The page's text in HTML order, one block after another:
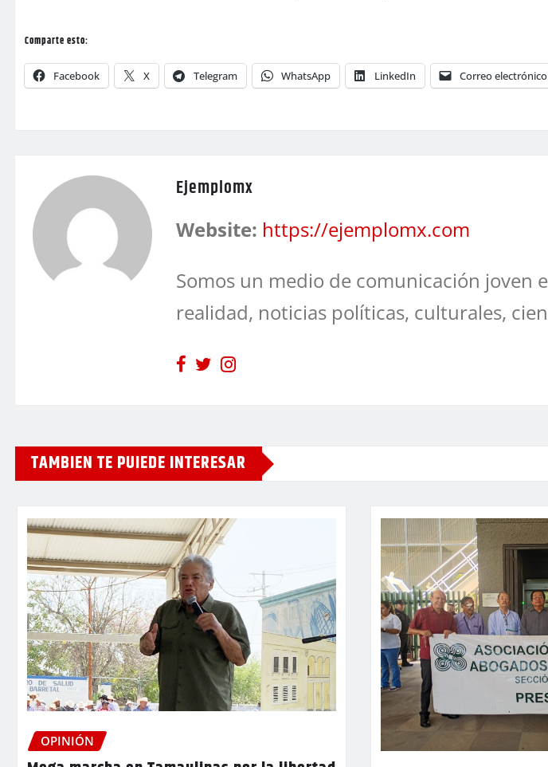
Comparte esto:
Facebook X Telegram WhatsApp LinkedIn Correo electrónico
Ejemplomx
Website: https://ejemplomx.com
Somos un medio de comunicación
realidad, noticias políticas, culturales,
TAMBIEN TE PUIEDE INTERESAR
OPINIÓN